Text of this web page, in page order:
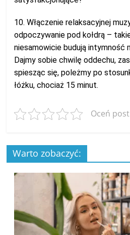
10. Włączenie relaksacyjnej
odpoczywanie pod kołdrą –
niesamowicie budują intymność
Dajmy sobie chwilę oddechu,
spiesząc się, poleżmy po
łóżku, chociaż 15 minut.
Oceń post
Warto zobaczyć: